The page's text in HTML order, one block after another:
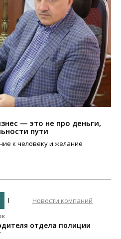
— это не про деньги,
пути
к человеку и желание
Новости компаний
отдела полиции